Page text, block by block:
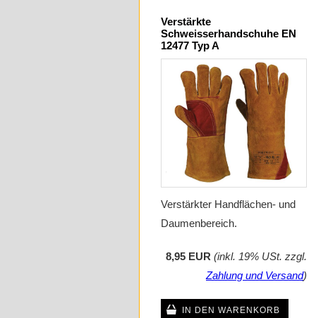
Verstärkte
Schweisserhandschuhe EN
12477 Typ A
Verstärkter Handflächen- und
Daumenbereich.
8,95 EUR (inkl. 19% USt. zzgl.
Zahlung und Versand)
IN DEN WARENKORB